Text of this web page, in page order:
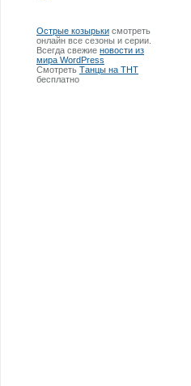
Острые козырьки смотреть
онлайн все сезоны и серии.
Всегда свежие новости из
мира WordPress
Смотреть Танцы на ТНТ
бесплатно